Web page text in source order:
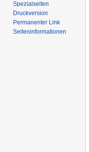
Spezialseiten
Druckversion
Permanenter Link
Seiten­­informationen